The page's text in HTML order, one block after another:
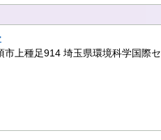
上種足914 埼玉県環境科学国際